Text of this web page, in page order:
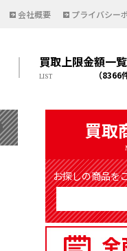
会社概要 プライバシー
買取上限金額一
（8366
LIST
買取
お探しの商品を